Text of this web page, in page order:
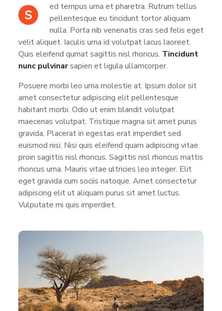
S
ed tempus urna et pharetra. Rutrum tellus
pellentesque eu tincidunt tortor aliquam
nulla. Porta nib venenatis cras sed felis eget
velit aliquet. Iaculis urna id volutpat lacus laoreet.
Quis eleifend qumat sagittis nisl rhoncus. Tincidunt
nunc pulvinarsapien et ligula ullamcorper.
Posuere morbi leo urna molestie at. Ipsum dolor sit
amet consectetur adipiscing elit pellentesque
habitant morbi. Odio ut enim blandit volutpat
maecenas volutpat. Tristique magna sit amet purus
gravida. Placerat in egestas erat imperdiet sed
euismod nisi. Nisi quis eleifend quam adipiscing vitae
proin sagittis nisl rhoncus. Sagittis nisl rhoncus mattis
rhoncus urna. Mauris vitae ultricies leo integer. Elit
eget gravida cum sociis natoque. Amet consectetur
adipiscing elit ut aliquam purus sit amet luctus.
Vulputate mi quis imperdiet.